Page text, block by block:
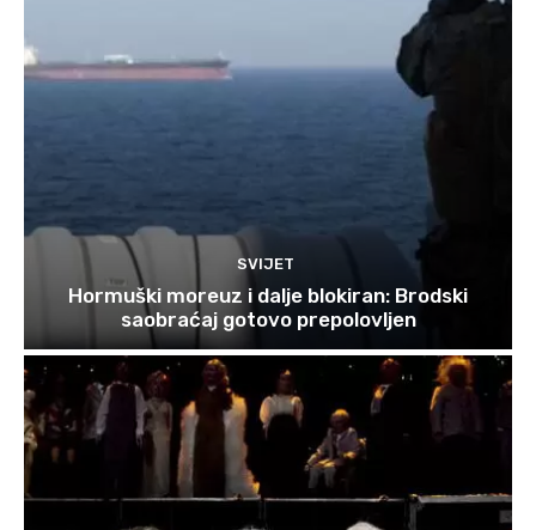
SVIJET
Hormuški moreuz i dalje blokiran: Brodski
saobraćaj gotovo prepolovljen